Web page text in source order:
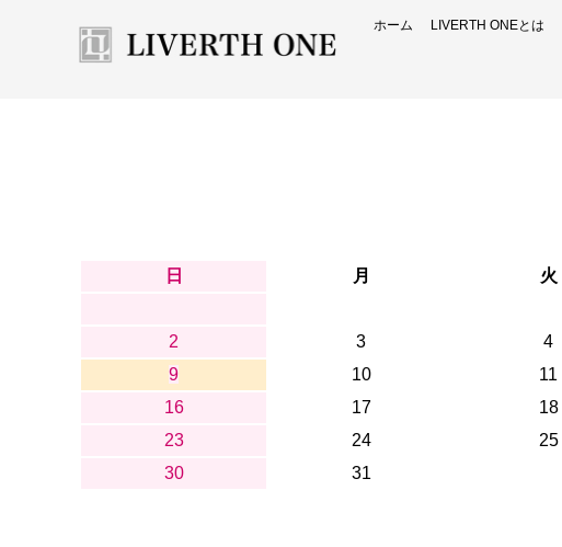
ホーム LIVERTH ONEとは
日
月 火
2
3 4
9
10 11
16
17 18
23
24 25
30
31